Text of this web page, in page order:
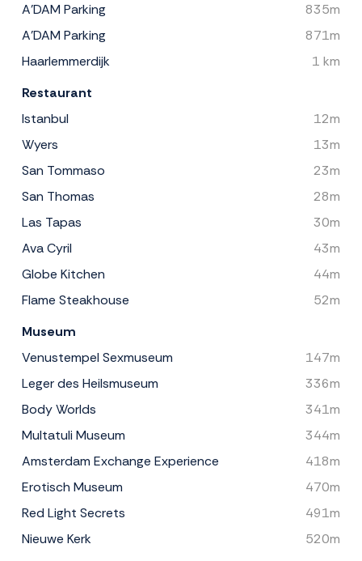
A'DAM Parking
835m
A'DAM Parking
871m
Haarlemmerdijk
1 km
Restaurant
Istanbul
12m
Wyers
13m
San Tommaso
23m
San Thomas
28m
Las Tapas
30m
Ava Cyril
43m
Globe Kitchen
44m
Flame Steakhouse
52m
Museum
Venustempel Sexmuseum
147m
Leger des Heilsmuseum
336m
Body Worlds
341m
Multatuli Museum
344m
Amsterdam Exchange Experience
418m
Erotisch Museum
470m
Red Light Secrets
491m
Nieuwe Kerk
520m